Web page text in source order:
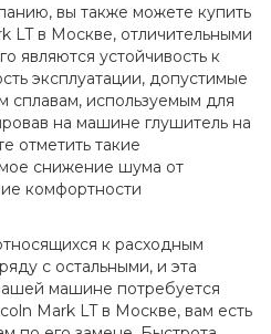
вы также можете купить
LT в Москве, отличительными
являются устойчивость к
эксплуатации, допустимые
сплавам, используемым для
на машине глушитель на
отметить такие
снижение шума от
комфортности
к расходным
с остальными, и эта
машине потребуется
Mark LT в Москве, вам есть